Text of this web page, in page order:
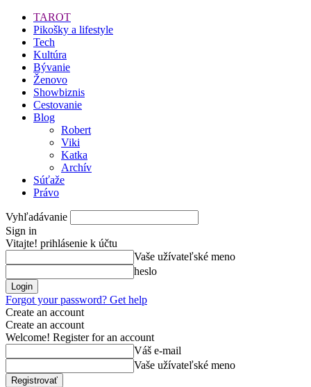
TAROT
Pikošky a lifestyle
Tech
Kultúra
Bývanie
Ženovo
Showbiznis
Cestovanie
Blog
Robert
Viki
Katka
Archív
Súťaže
Právo
Vyhľadávanie
Sign in
Vitajte! prihlásenie k účtu
Vaše užívateľské meno
heslo
Forgot your password? Get help
Create an account
Create an account
Welcome! Register for an account
Váš e-mail
Vaše užívateľské meno